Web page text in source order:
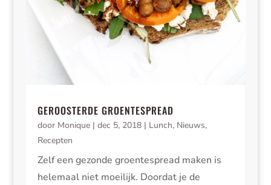
GEROOSTERDE GROENTESPREAD
door Monique| dec 5, 2018| Lunch, Nieuws,
Recepten
Zelf een gezonde groentespread maken is
helemaal niet moeilijk. Doordat je de